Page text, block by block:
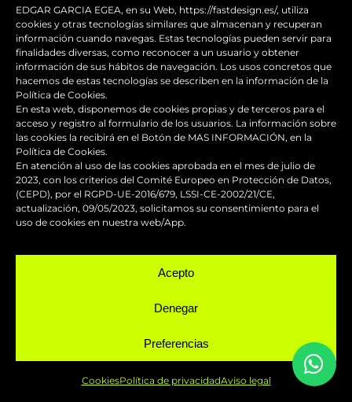
EDGAR GARCIA EGEA, en su Web, https://fastdesign.es/, utiliza
cookies y otras tecnologías similares que almacenan y recuperan
información cuando navegas. Estas tecnologías pueden servir para
finalidades diversas, como reconocer a un usuario y obtener
información de sus hábitos de navegación. Los usos concretos que
hacemos de estas tecnologías se describen en la información de la
Política de Cookies.
En esta web, disponemos de cookies propias y de terceros para el
acceso y registro al formulario de los usuarios. La información sobre
las cookies la recibirá en el Botón de MAS INFORMACIÓN, en la
Política de Cookies.
En atención al uso de las cookies aprobada en el mes de julio de
2023, con los criterios del Comité Europeo en Protección de Datos,
(CEPD), por el RGPD-UE-2016/679, LSSI-CE-2002/21/CE,
actualización, 09/05/2023, solicitamos su consentimiento para el
uso de cookies en nuestra web/App.
Acepto
Denegar
Preferencias
CookiesPolítica de privacidadAviso legal
Email
info@fastdesign.es
Whatsapp
Hablemos
SERVICIOS
Reparación y mantenimiento de
Pintura de competición